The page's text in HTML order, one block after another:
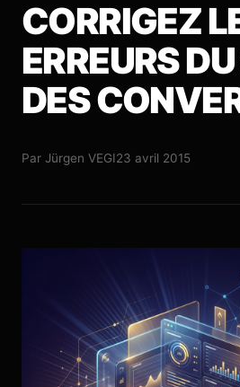
CORRIGEZ
ERREURS
DES
Par Jürgen VEGI23 avril 2015